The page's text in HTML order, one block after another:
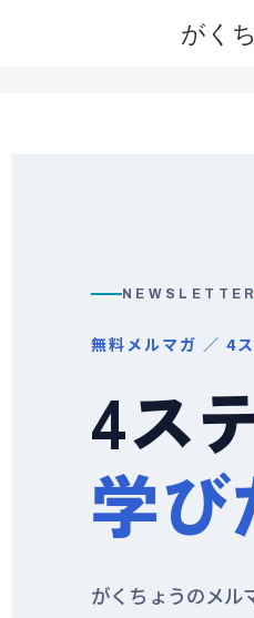
がく
NEWSLETTER
無料メルマガ ／ 4
4ス
学び
がくちょうのメル